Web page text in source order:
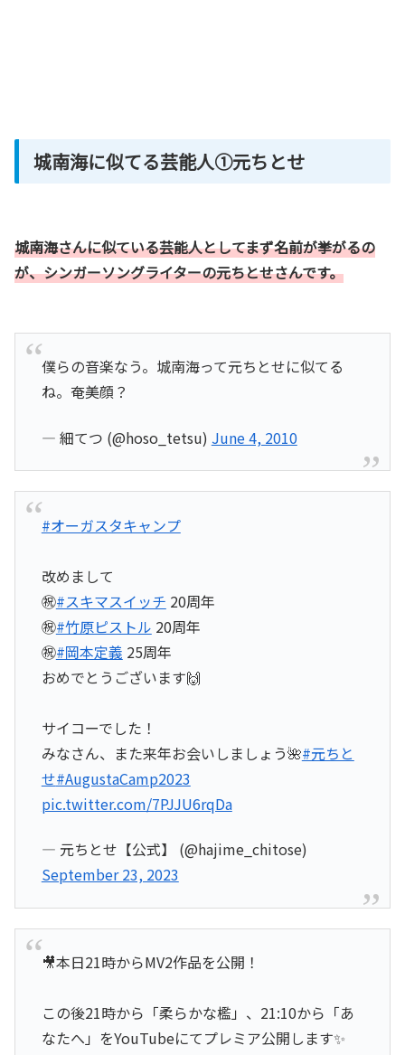
城南海に似てる芸能人①元ちとせ
城南海さんに似ている芸能人としてまず名前が挙がるの
が、シンガーソングライターの元ちとせさんです。
僕らの音楽なう。城南海って元ちとせに似てる
ね。奄美顔？
— 細てつ (@hoso_tetsu) June 4, 2010
#オーガスタキャンプ
改めまして
㊗️#スキマスイッチ 20周年
㊗️#竹原ピストル 20周年
㊗️#岡本定義 25周年
おめでとうございます🙌
サイコーでした！
みなさん、また来年お会いしましょう🌺#元ちと
せ#AugustaCamp2023
pic.twitter.com/7PJJU6rqDa
— 元ちとせ【公式】 (@hajime_chitose)
September 23, 2023
🎥本日21時からMV2作品を公開！
この後21時から「柔らかな檻」、21:10から「あ
なたへ」をYouTubeにてプレミア公開します✨